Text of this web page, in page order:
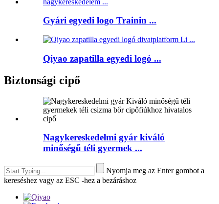
Gyári egyedi logo Trainin ...
Qiyao zapatilla egyedi logó ...
Biztonsági cipő
Nagykereskedelmi gyár kiváló
minőségű téli gyermek ...
Nyomja meg az Enter gombot a
kereséshez vagy az ESC -hez a bezáráshoz